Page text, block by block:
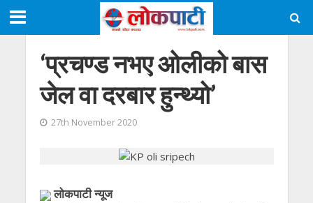
‘प्रचण्ड नभए ओलीको बास
जेल वा दरबार हुन्थ्यो’
27th November 2020
लोकपाटी न्यूज